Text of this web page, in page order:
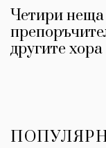
Четири неща
другите хора